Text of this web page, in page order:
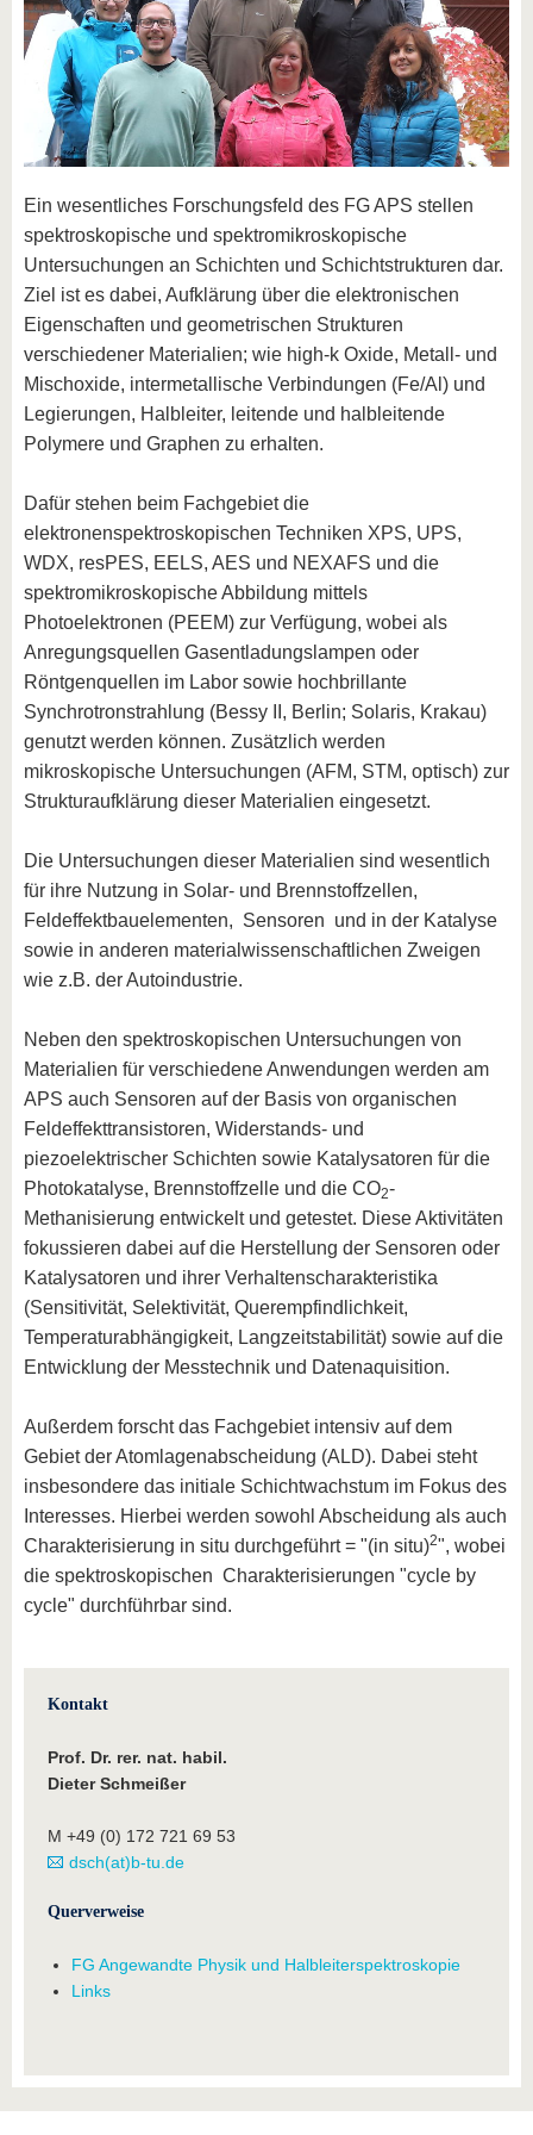
Ein wesentliches Forschungsfeld des FG APS stellen
spektroskopische und spektromikroskopische
Untersuchungen an Schichten und Schichtstrukturen dar.
Ziel ist es dabei, Aufklärung über die elektronischen
Eigenschaften und geometrischen Strukturen
verschiedener Materialien; wie high-k Oxide, Metall- und
Mischoxide, intermetallische Verbindungen (Fe/Al) und
Legierungen, Halbleiter, leitende und halbleitende
Polymere und Graphen zu erhalten.
Dafür stehen beim Fachgebiet die
elektronenspektroskopischen Techniken XPS, UPS,
WDX, resPES, EELS, AES und NEXAFS und die
spektromikroskopische Abbildung mittels
Photoelektronen (PEEM) zur Verfügung, wobei als
Anregungsquellen Gasentladungslampen oder
Röntgenquellen im Labor sowie hochbrillante
Synchrotronstrahlung (Bessy II, Berlin; Solaris, Krakau)
genutzt werden können. Zusätzlich werden
mikroskopische Untersuchungen (AFM, STM, optisch) zur
Strukturaufklärung dieser Materialien eingesetzt.
Die Untersuchungen dieser Materialien sind wesentlich
für ihre Nutzung in Solar- und Brennstoffzellen,
Feldeffektbauelementen, Sensoren und in der Katalyse
sowie in anderen materialwissenschaftlichen Zweigen
wie z.B. der Autoindustrie.
Neben den spektroskopischen Untersuchungen von
Materialien für verschiedene Anwendungen werden am
APS auch Sensoren auf der Basis von organischen
Feldeffekttransistoren, Widerstands- und
piezoelektrischer Schichten sowie Katalysatoren für die
Photokatalyse, Brennstoffzelle und die CO2-
Methanisierung entwickelt und getestet. Diese Aktivitäten
fokussieren dabei auf die Herstellung der Sensoren oder
Katalysatoren und ihrer Verhaltenscharakteristika
(Sensitivität, Selektivität, Querempfindlichkeit,
Temperaturabhängigkeit, Langzeitstabilität) sowie auf die
Entwicklung der Messtechnik und Datenaquisition.
Außerdem forscht das Fachgebiet intensiv auf dem
Gebiet der Atomlagenabscheidung (ALD). Dabei steht
insbesondere das initiale Schichtwachstum im Fokus des
Interesses. Hierbei werden sowohl Abscheidung als auch
Charakterisierung in situ durchgeführt = "(in situ)2", wobei
die spektroskopischen Charakterisierungen "cycle by
cycle" durchführbar sind.
Kontakt
Prof. Dr. rer. nat. habil.
Dieter Schmeißer
M +49 (0) 172 721 69 53
dsch(at)b-tu.de
Querverweise
FG Angewandte Physik und Halbleiterspektroskopie
Links